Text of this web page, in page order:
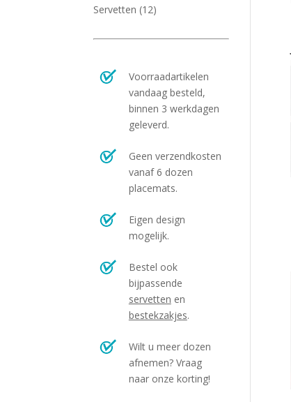
Servetten (12)
Voorraadartikelen
vandaag besteld,
binnen 3 werkdagen
geleverd.
Geen verzendkosten
vanaf 6 dozen
placemats.
Eigen design
mogelijk.
Bestel ook
bijpassende
servetten en
bestekzakjes.
Wilt u meer dozen
afnemen? Vraag
naar onze korting!